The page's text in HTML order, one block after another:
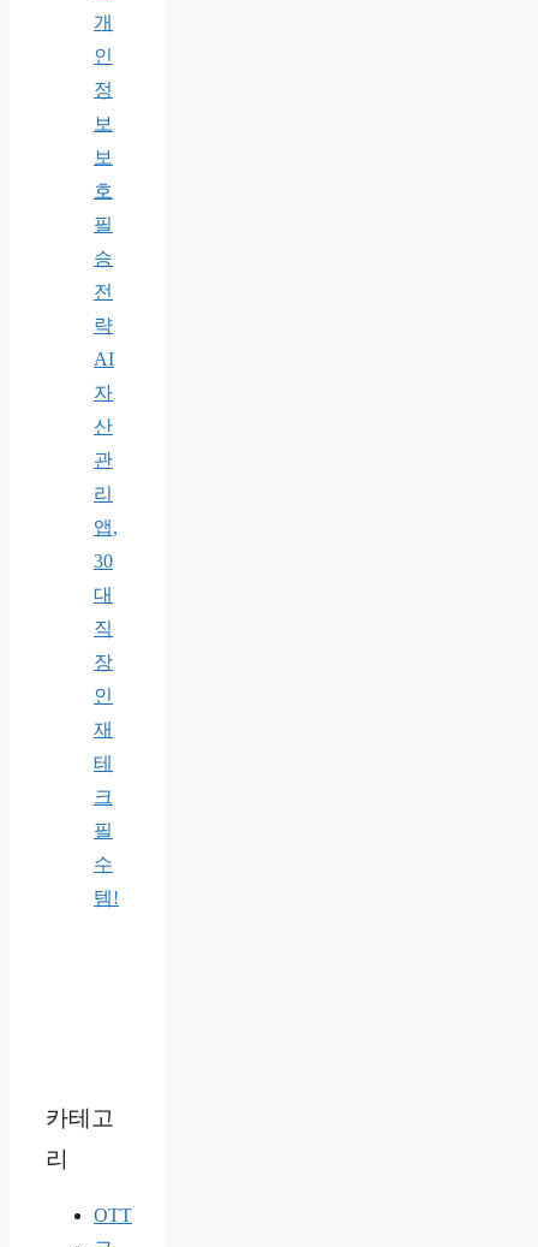
개
인
정
보
보
호
필
승
전
략
AI
자
산
관
리
앱,
30
대
직
장
인
재
테
크
필
수
템!
카테고
리
OTT